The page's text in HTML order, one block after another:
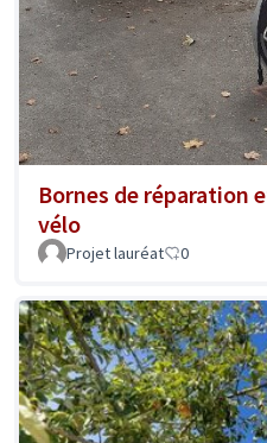
Bornes de réparation
vélo
Projet lauréat 0